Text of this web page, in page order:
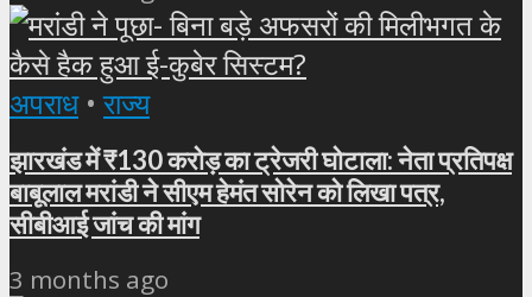
अपराध • राज्य
झारखंड में ₹130 करोड़ का ट्रेजरी घोटाला: नेता प्रतिपक्ष
बाबूलाल मरांडी ने सीएम हेमंत सोरेन को लिखा पत्र,
सीबीआई जांच की मांग
3 months ago